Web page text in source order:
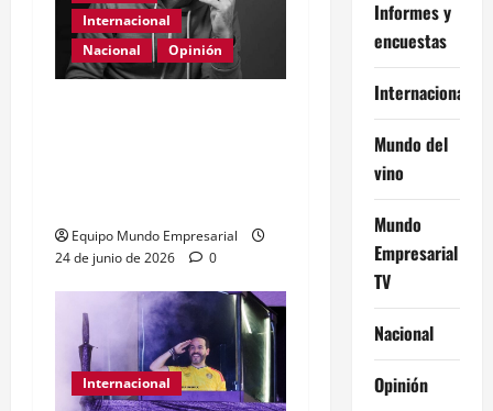
Internacional
Nacional
Opinión
Equipo Mundo Empresarial
24 de junio de 2026
0
Internacional
Informes y
encuestas
Internacional
Mundo del
vino
Mundo
Empresarial
TV
Nacional
Opinión